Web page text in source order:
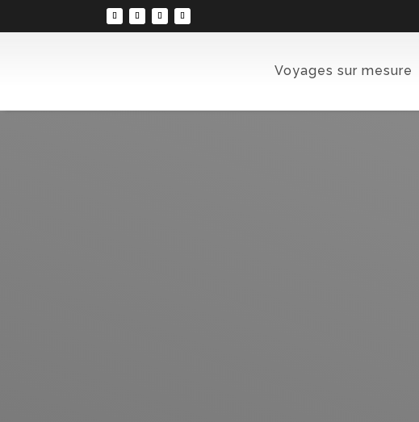
Voyages sur mesure